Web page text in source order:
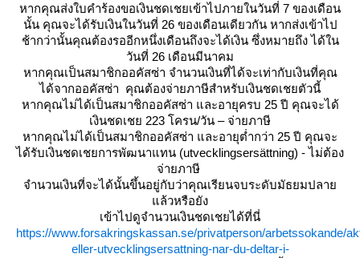
หากคุณส่งใบคำร้องขอเงินชดเชยเข้าไปภายในวันที่ 7 ของเดือน
นั้น คุณจะได้รับเงินในวันที่ 26 ของเดือนเดียวกัน หากส่งเข้าไป
ช้ากว่านั้นคุณต้องรออีกหนึ่งเดือนถึงจะได้เงิน ซึ่งหมายถึง ได้ใน
วันที่ 26 เดือนมีนาคม
หากคุณเป็นสมาชิกออคัสซ่า จำนวนเงินที่ได้จะเท่ากับเงินที่คุณ
ได้จากออคัสซ่า คุณต้องจ่ายภาษีสำหรับเงินชดเชยตัวนี้
หากคุณไม่ได้เป็นสมาชิกออคัสซ่า และอายุครบ 25 ปี คุณจะได้
เงินชดเชย 223 โครน/วัน – จ่ายภาษี
หากคุณไม่ได้เป็นสมาชิกออคัสซ่า และอายุต่ำกว่า 25 ปี คุณจะ
ได้รับเงินชดเชยการพัฒนาแทน (utvecklings­ersättning) - ไม่ต้อง
จ่ายภาษี
จำนวนเงินที่จะได้นั้นขึ้นอยู่กับว่าคุณเรียนจบระดับมัธยมปลา
ล้วหรือยัง
เข้าไปดูจำนวนเงินชดเชยได้ที่นี่
https://www.forsakringskassan.se/privatperson/arbetssokande/
eller-utvecklingsersattning-nar-du-deltar-i-